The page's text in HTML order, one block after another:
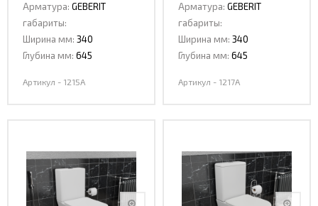
Арматура: GEBERIT
габариты:
Ширина мм: 340
Глубина мм: 645
Артикул - 1215A
Арматура: GEBERIT
габариты:
Ширина мм: 340
Глубина мм: 645
Артикул - 1217A